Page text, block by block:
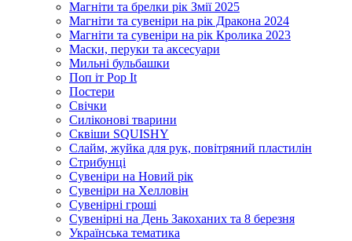
Магніти та брелки рік Змії 2025
Магніти та сувеніри на рік Дракона 2024
Магніти та сувеніри на рік Кролика 2023
Маски, перуки та аксесуари
Мильні бульбашки
Поп іт Pop It
Постери
Свічки
Силіконові тварини
Сквіши SQUISHY
Слайм, жуйка для рук, повітряний пластилін
Стрибунці
Сувеніри на Новий рік
Сувеніри на Хелловін
Сувенірні гроші
Сувенірні на День Закоханих та 8 березня
Українська тематика